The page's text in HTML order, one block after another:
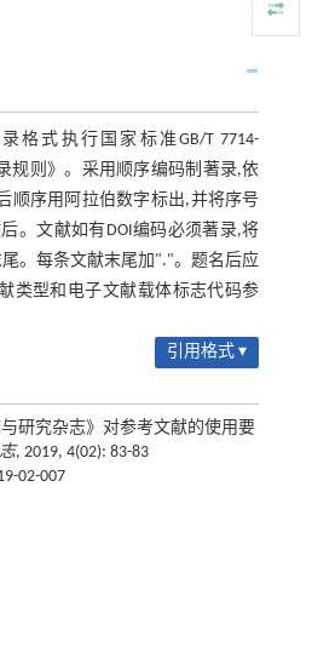
格式执行国家标准GB/T 7714-
规则》。采用顺序编码制著录,依
顺序用阿拉伯数字标出,并将序号
。文献如有DOI编码必须著录,将
。每条文献末尾加"."。题名后应
类型和电子文献载体标志代码参
引用格式 ▾
研究杂志》对参考文献的使用要
, 2019, 4(02): 83-83
02-007